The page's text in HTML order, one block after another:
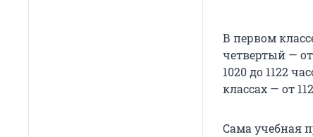
В первом
четвертый —
1020 до 1122
классах — от
Сама учебная